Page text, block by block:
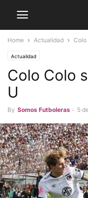
Home Actualidad Colo
Actualidad
Colo Colo
U
By Somos Futboleras - 5